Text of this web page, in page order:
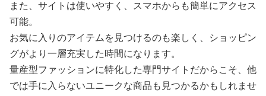
また、サイトは使いやすく、スマホからも簡単にアクセス
可能。
お気に入りのアイテムを見つけるのも楽しく、ショッピン
グがより一層充実した時間になります。
量産型ファッションに特化した専門サイトだからこそ、他
では手に入らないユニークな商品も見つかるかもしれませ